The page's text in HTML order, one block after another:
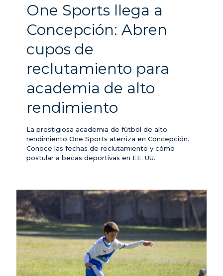
One Sports llega a
Concepción: Abren
cupos de
reclutamiento para
academia de alto
rendimiento
La prestigiosa academia de fútbol de alto
rendimiento One Sports aterriza en Concepción.
Conoce las fechas de reclutamiento y cómo
postular a becas deportivas en EE. UU.